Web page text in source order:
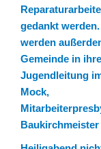
gedankt
werden
Gemeinde in
Jugendleitung
Mock,